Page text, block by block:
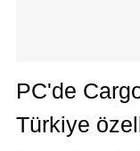
PC'de
Türkiye